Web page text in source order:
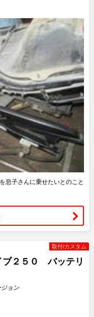
息子さんに乗せたいとのこと
取付/カスタム
２５０ バッテリ
ョン